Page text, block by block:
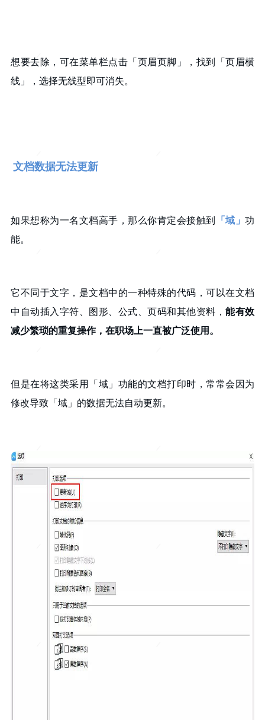
想要去除，可在菜单栏点击「页眉页脚」，找到「页眉横
线」，选择无线型即可消失。
文档数据无法更新
如果想称为一名文档高手，那么你肯定会接触到 「域」 功
能。
它不同于文字，是文档中的一种特殊的代码，可以在文档
中自动插入字符、图形、公式、页码和其他资料， 能有效
减少繁琐的重复操作，在职场上一直被广泛使用。
但是在将这类采用「域」功能的文档打印时，常常会因为
修改导致「域」的数据无法自动更新。